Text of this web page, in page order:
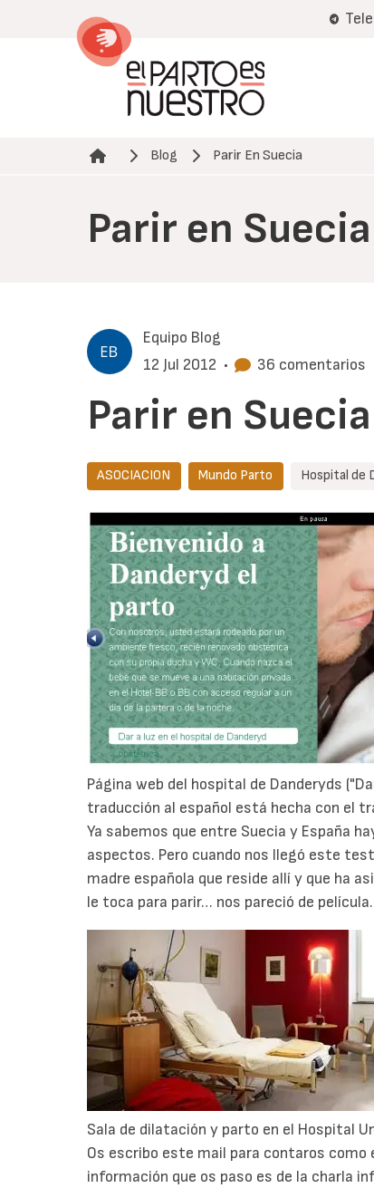
Ruta de navegación
Blog Parir En Suecia
Parir en Suecia
Equipo Blog
12 Jul 2012 • 36 comentarios
Parir en Suecia
ASOCIACION Mundo Parto Hospital de
Página web del hospital de Danderyds
traducción al español está hecha con el
Ya sabemos que entre Suecia y España
aspectos. Pero cuando nos llegó este
madre española que reside allí y que ha
le toca para parir… nos pareció de
Sala de dilatación y parto en el Hospital
Os escribo este mail para contaros como
información que os paso es de la charla